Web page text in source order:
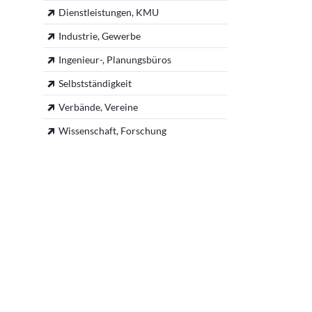
Praktikumsstellen
eigene Daten ändern
Dienstleistungen, KMU
Industrie, Gewerbe
Ingenieur-, Planungsbüros
Selbstständigkeit
Verbände, Vereine
Wissenschaft, Forschung